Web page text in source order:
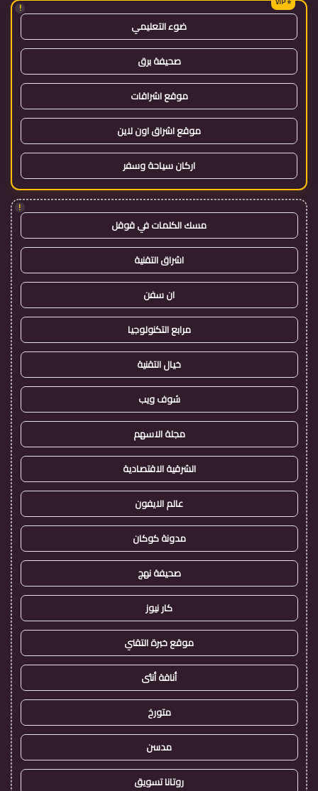
!
ضوء التعليمي
صحيفة برق
موقع اشراقات
موقع اشراق اون لاين
اركان سياحة وسفر
!
مسك الكلمات في قوقل
اشراق التقنية
ان سفن
مرابع التكنولوجيا
خيال التقنية
شوف ويب
مجلة الاسهم
الشرقية الاقتصادية
عالم الايفون
مدونة كوكان
صحيفة نهج
كار نيوز
موقع خبرة التقني
أناقة أنثى
متورخ
مدسن
روتانا تسويق